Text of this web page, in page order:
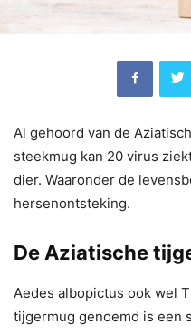
Al gehoord van de
steekmug kan 20 virus
dier. Waaronder de
hersenontsteking.
De Aziatische
Aedes albopictus ook wel
tijgermug genoemd is een